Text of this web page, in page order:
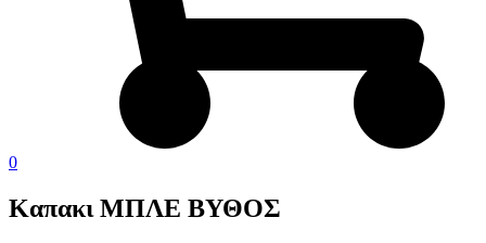
0
Καπακι ΜΠΛΕ ΒΥΘΟΣ